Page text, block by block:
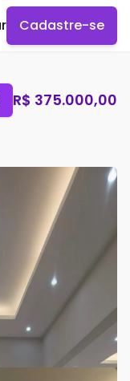
Cadastre-se
R$ 375.000,00